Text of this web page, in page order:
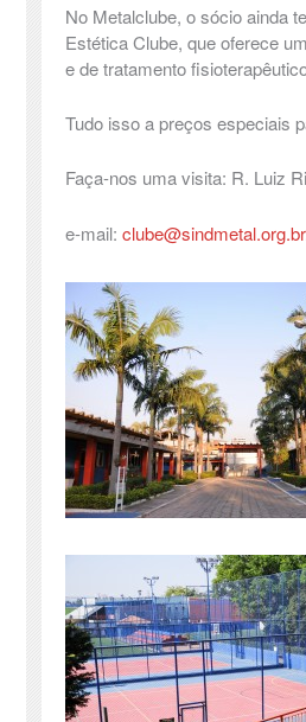
No Metalclube, o sócio ainda
Estética Clube, que oferece
e de tratamento
Tudo isso a preços especiais
Faça-nos uma visita: R. Luiz
e-mail: clube@sindmetal.org.br